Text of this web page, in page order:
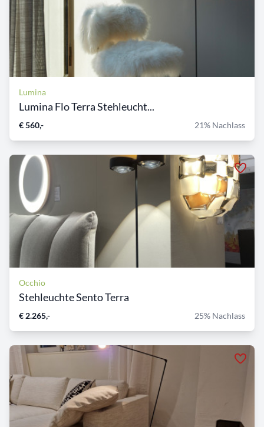
Lumina
Lumina Flo Terra Stehleucht...
€ 560,- 21% Nachlass
Occhio
Stehleuchte Sento Terra
€ 2.265,- 25% Nachlass